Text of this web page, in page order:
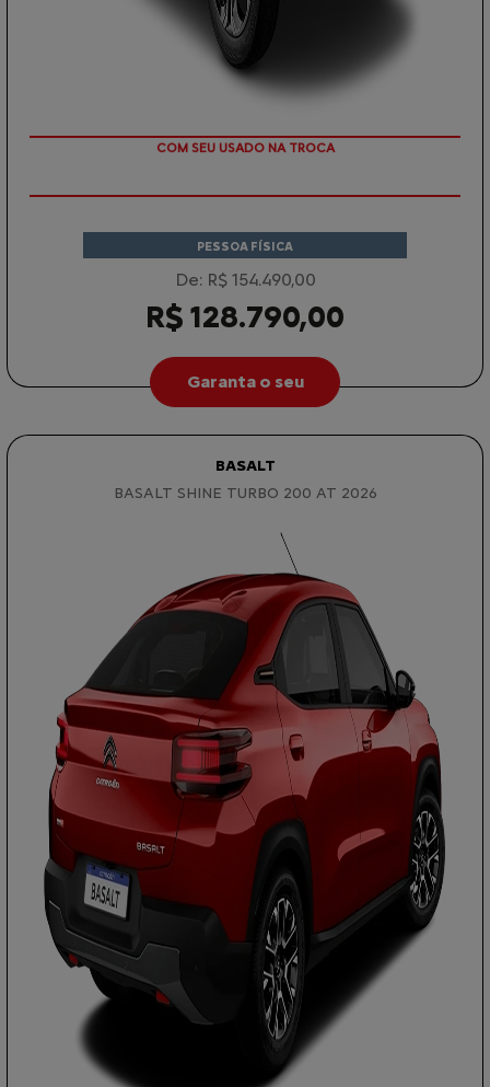
TAXA ZERO
PESSOA FÍSICA
De: R$ 154.490,00
R$ 128.790,00
Garanta o seu
BASALT
BASALT SHINE TURBO 200 AT 2026